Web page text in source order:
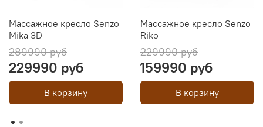
Массажное кресло Senzo
Mika 3D
289990 руб
229990 руб
В корзину
Массажное кресло Senzo
Riko
229990 руб
159990 руб
В корзину